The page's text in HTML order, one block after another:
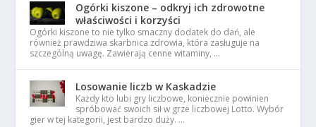
Ogórki kiszone – odkryj ich zdrowotne
właściwości i korzyści
Ogórki kiszone to nie tylko smaczny dodatek do dań, ale
również prawdziwa skarbnica zdrowia, która zasługuje na
szczególną uwagę. Zawierają cenne witaminy, …
Losowanie liczb w Kaskadzie
Każdy kto lubi gry liczbowe, koniecznie powinien
spróbować swoich sił w grze liczbowej Lotto. Wybór
gier w tej kategorii, jest bardzo duży. …